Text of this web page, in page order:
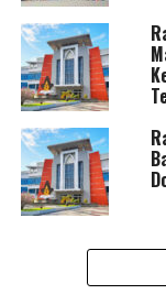
Pada pemilihan
dimana anggota
memberikan
dan misi terbaik
Universitas
RELATED TOPICS: